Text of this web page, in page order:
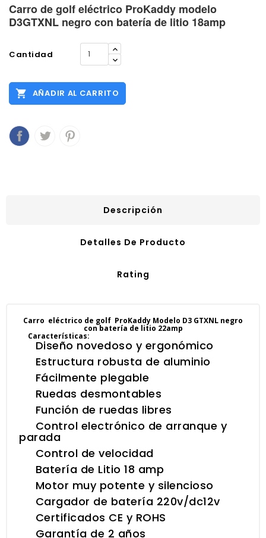
Carro de golf eléctrico ProKaddy modelo
D3GTXNL negro con batería de litio 18amp
Cantidad
 AÑADIR AL CARRITO
Descripción
Detalles De Producto
Rating
Carro eléctrico de golf ProKaddy Modelo D3 GTXNL negro
con batería de litio 22amp
Características:
Diseño novedoso y ergonómico
Estructura robusta de aluminio
Fácilmente plegable
Ruedas desmontables
Función de ruedas libres
Control electrónico de arranque y
parada
Control de velocidad
Batería de Litio 18 amp
Motor muy potente y silencioso
Cargador de batería 220v/dc12v
Certificados CE y ROHS
Garantía de 2 años